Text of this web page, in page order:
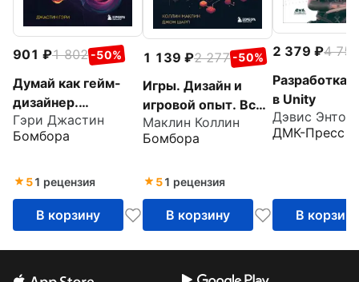
901 1 802 -50%
Думай как гейм-
дизайнер.
Творческое
мышление и
управление
игровым проектом
Гэри Джастин
Бомбора
51 рецензия
В корзину
1 139 2 277 -50%
Игры. Дизайн и
игровой опыт. Все
об итеративной
разработке игр
Маклин Коллин
Бомбора
51 рецензия
В корзину
2 379
4 757
Разработка
в Unity
Дэвис
ДМК-Пресс
В корзину